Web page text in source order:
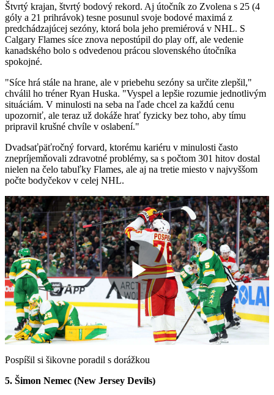
Štvrtý krajan, štvrtý bodový rekord. Aj útočník zo Zvolena s 25 (4
góly a 21 prihrávok) tesne posunul svoje bodové maximá z
predchádzajúcej sezóny, ktorá bola jeho premiérová v NHL. S
Calgary Flames síce znova nepostúpil do play off, ale vedenie
kanadského bolo s odvedenou prácou slovenského útočníka
spokojné.
"Síce hrá stále na hrane, ale v priebehu sezóny sa určite zlepšil,"
chválil ho tréner Ryan Huska. "Vyspel a lepšie rozumie jednotlivým
situáciám. V minulosti na seba na ľade chcel za každú cenu
upozorniť, ale teraz už dokáže hrať fyzicky bez toho, aby tímu
pripravil krušné chvíle v oslabení."
Dvadsaťpäťročný forvard, ktorému kariéru v minulosti často
znepríjemňovali zdravotné problémy, sa s počtom 301 hitov dostal
nielen na čelo tabuľky Flames, ale aj na tretie miesto v najvyššom
počte bodyčekov v celej NHL.
Play
Video
Pospíšil si šikovne poradil s dorážkou
5. Šimon Nemec (New Jersey Devils)